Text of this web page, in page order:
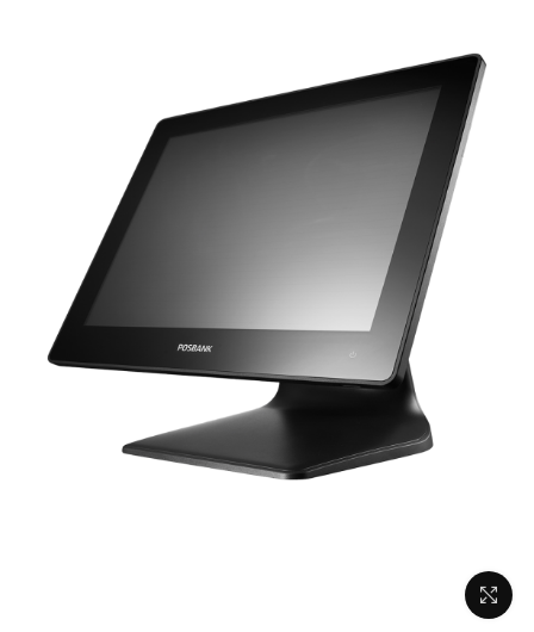
سلام، لطفاً برای ادامه بخش مورد نظر را انتخاب کنید.
پشتیبانی محصولات
فروش محصولات